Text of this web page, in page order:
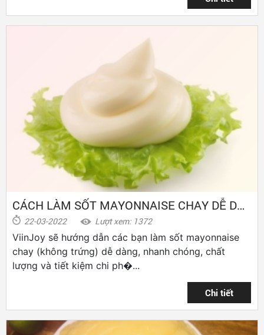
CÁCH LÀM SỐT MAYONNAISE CHAY DỄ DÀNG
22-03-2022 Lượt xem: 1372
ViinJoy sẽ hướng dẫn các bạn làm sốt mayonnaise
chay (không trứng) dễ dàng, nhanh chóng, chất
lượng và tiết kiệm chi ph�...